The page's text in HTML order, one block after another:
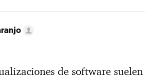
de software